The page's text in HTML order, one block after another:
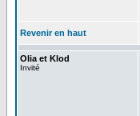
Revenir en haut
Olia et Klod
Invité